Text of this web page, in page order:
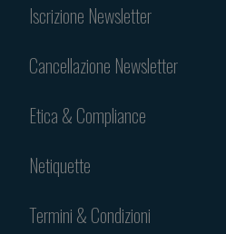
Iscrizione Newsletter
Cancellazione Newsletter
Etica & Compliance
Netiquette
Termini & Condizioni